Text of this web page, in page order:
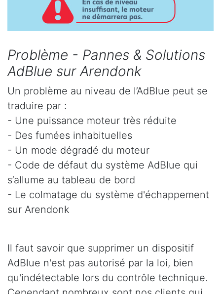
Problème - Pannes & Solutions
AdBlue sur Arendonk
Un problème au niveau de l’AdBlue peut se
traduire par :
- Une puissance moteur très réduite
- Des fumées inhabituelles
- Un mode dégradé du moteur
- Code de défaut du système AdBlue qui
s’allume au tableau de bord
- Le colmatage du système d'échappement
sur Arendonk
Il faut savoir que supprimer un dispositif
AdBlue n'est pas autorisé par la loi, bien
qu'indétectable lors du contrôle technique.